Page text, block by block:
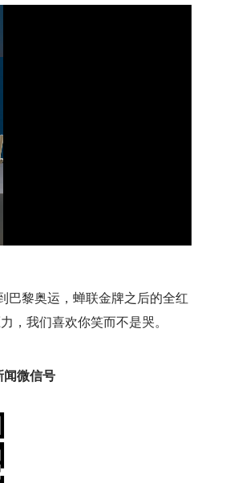
巴黎奥运，蝉联金牌之后的全红
，我们喜欢你笑而不是哭。
闻微信号